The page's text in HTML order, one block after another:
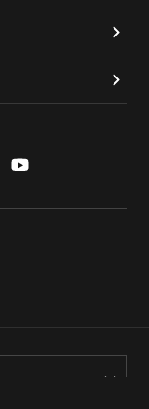
youtube